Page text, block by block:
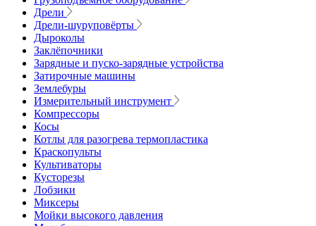
Дрели
Дрели-шуруповёрты
Дыроколы
Заклёпочники
Зарядные и пуско-зарядные устройства
Затирочные машины
Землебуры
Измерительный инструмент
Компрессоры
Косы
Котлы для разогрева термопластика
Краскопульты
Культиваторы
Кусторезы
Лобзики
Миксеры
Мойки высокого давления